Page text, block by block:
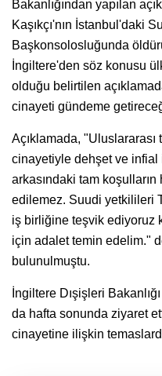
Bakanlığından yapılan
Kaşıkçı'nın İstanbul'daki
Başkonsolosluğunda
İngiltere'den söz konusu
olduğu belirtilen
cinayeti gündeme
Açıklamada, "Uluslararası
cinayetiyle dehşet ve
arkasındaki tam koşulların
edilemez. Suudi yetkilileri
iş birliğine teşvik ediyoruz
için adalet temin edelim."
bulunulmuştu.
İngiltere Dışişleri
da hafta sonunda ziyaret
cinayetine ilişkin